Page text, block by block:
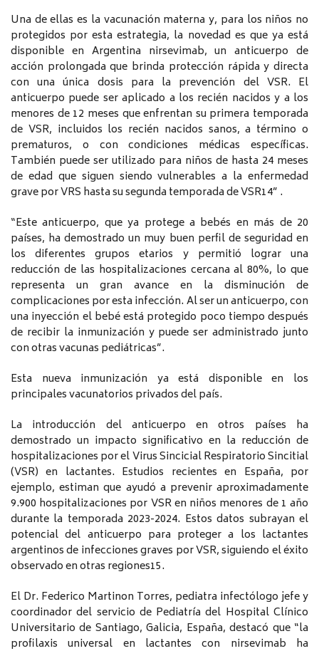
Una de ellas es la vacunación materna y, para los niños no
protegidos por esta estrategia, la novedad es que ya está
disponible en Argentina nirsevimab, un anticuerpo de
acción prolongada que brinda protección rápida y directa
con una única dosis para la prevención del VSR. El
anticuerpo puede ser aplicado a los recién nacidos y a los
menores de 12 meses que enfrentan su primera temporada
de VSR, incluidos los recién nacidos sanos, a término o
prematuros, o con condiciones médicas específicas.
También puede ser utilizado para niños de hasta 24 meses
de edad que siguen siendo vulnerables a la enfermedad
grave por VRS hasta su segunda temporada de VSR14” .
“Este anticuerpo, que ya protege a bebés en más de 20
países, ha demostrado un muy buen perfil de seguridad en
los diferentes grupos etarios y permitió lograr una
reducción de las hospitalizaciones cercana al 80%, lo que
representa un gran avance en la disminución de
complicaciones por esta infección. Al ser un anticuerpo, con
una inyección el bebé está protegido poco tiempo después
de recibir la inmunización y puede ser administrado junto
con otras vacunas pediátricas”.
Esta nueva inmunización ya está disponible en los
principales vacunatorios privados del país.
La introducción del anticuerpo en otros países ha
demostrado un impacto significativo en la reducción de
hospitalizaciones por el Virus Sincicial Respiratorio Sincitial
(VSR) en lactantes. Estudios recientes en España, por
ejemplo, estiman que ayudó a prevenir aproximadamente
9.900 hospitalizaciones por VSR en niños menores de 1 año
durante la temporada 2023-2024. Estos datos subrayan el
potencial del anticuerpo para proteger a los lactantes
argentinos de infecciones graves por VSR, siguiendo el éxito
observado en otras regiones15.
El Dr. Federico Martinon Torres, pediatra infectólogo jefe y
coordinador del servicio de Pediatría del Hospital Clínico
Universitario de Santiago, Galicia, España, destacó que “la
profilaxis universal en lactantes con nirsevimab ha